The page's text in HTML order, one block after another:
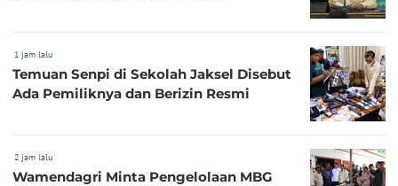
1 jam lalu
Temuan Senpi di Sekolah Jaksel Disebut
Ada Pemiliknya dan Berizin Resmi
2 jam lalu
Wamendagri Minta Pengelolaan MBG